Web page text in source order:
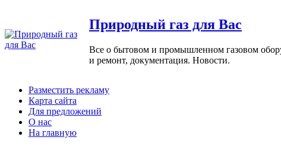
Природный газ для Вас
Все о бытовом и промышленном газовом
и ремонт, документация. Новости.
Разместить рекламу
Карта сайта
Для предложений
О нас
На главную